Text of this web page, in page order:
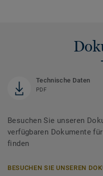
Technische Daten
PDF
Besuchen Sie unseren
verfügbaren Dokumente
finden
BESUCHEN SIE UNSEREN